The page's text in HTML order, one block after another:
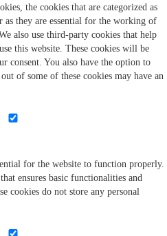
the cookies that are categorized as
as they are essential for the working of
also use third-party cookies that help
this website. These cookies will be
consent. You also have the option to
of some of these cookies may have an
for the website to function properly.
ensures basic functionalities and
cookies do not store any personal